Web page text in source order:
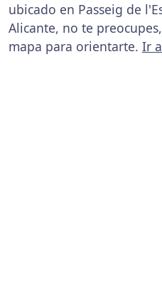
ubicado en Passeig de
Alicante, no te
mapa para orientarte. Ir